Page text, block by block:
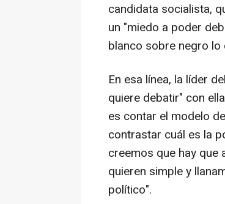
candidata socialista,
un "miedo a poder
blanco sobre negro lo
En esa línea, la líder
quiere debatir" con
es contar el modelo
contrastar cuál es la
creemos que hay que
quieren simple y
político".